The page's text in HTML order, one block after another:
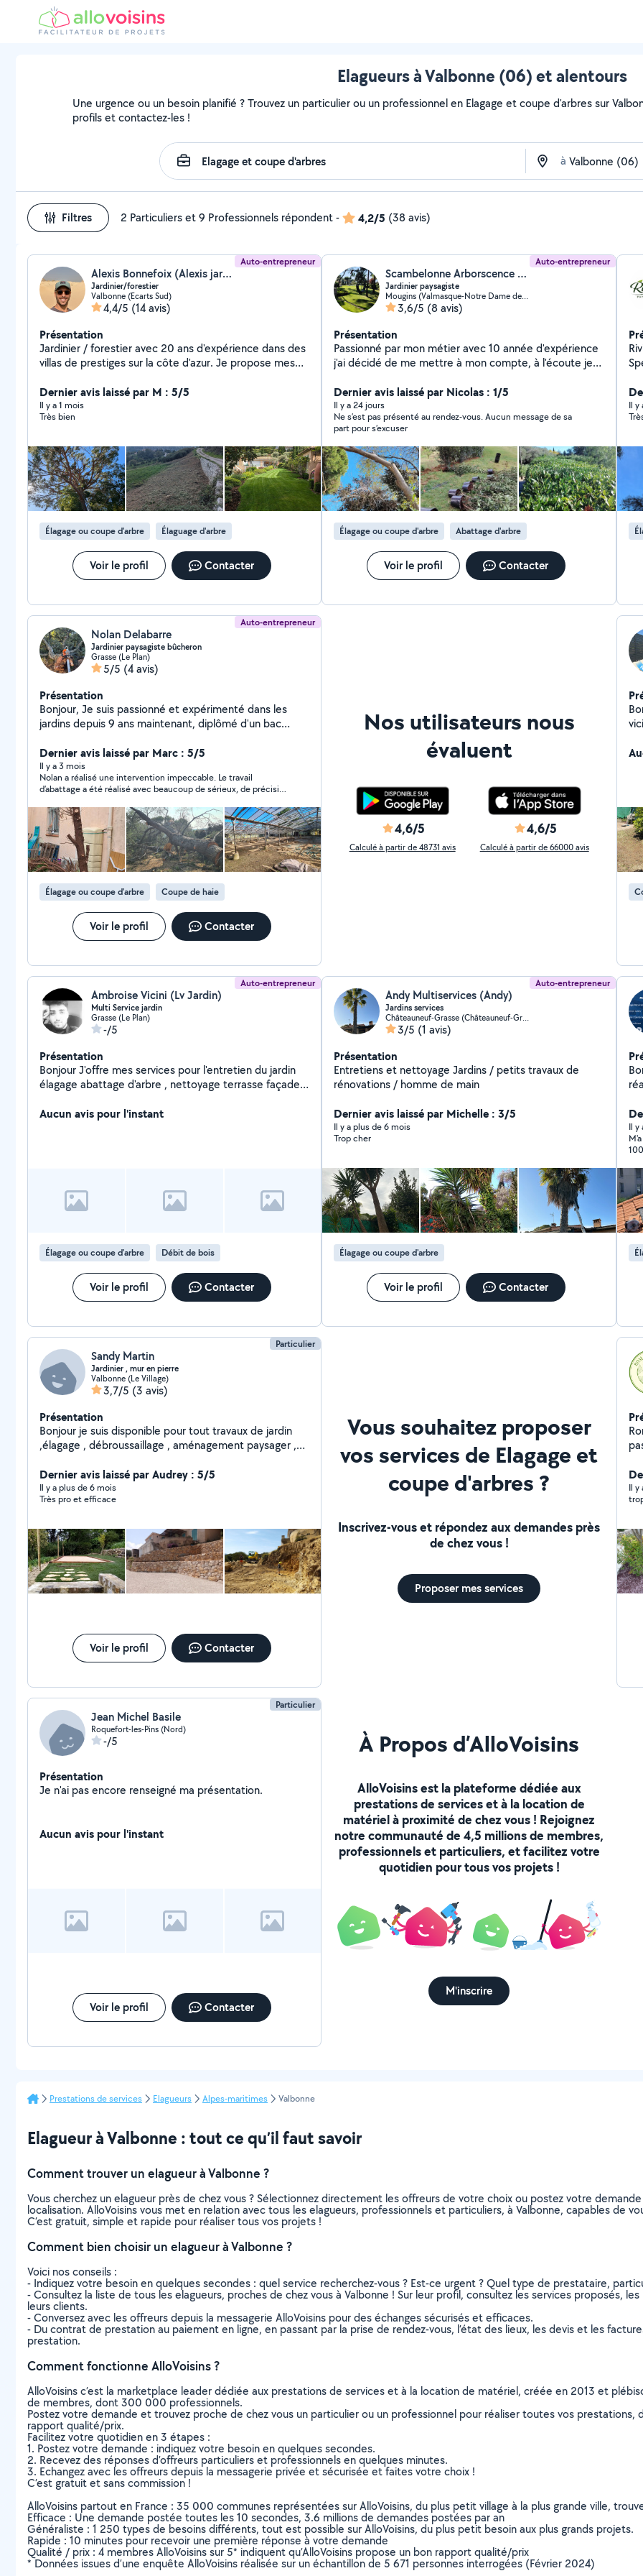
Elagueurs à Valbonne (06) et alentours
Une urgence ou un besoin planifié ? Trouvez un particulier ou un professionnel en Elagage et coupe d'arbres sur
profils et contactez-les !
à
Filtres 2 Particuliers et 9 Professionnels répondent- 4,2/5 (38 avis)
Auto-entrepreneur
Alexis Bonnefoix (Alexis jardins)
Jardinier/forestier
Valbonne (Ecarts Sud)
4,4/5 (14 avis)
Présentation
Jardinier / forestier avec 20 ans d'expérience dans des
villas de prestiges sur la côte d'azur. Je propose mes
Débroussaillage, abattage et élagage . N'hésitez pas à
me contacter pour un devis gratuit .
Dernier avis laissé par M : 5/5
Il y a 1 mois
Très bien
Élagage ou coupe d'arbre Élaguage d'arbre
Voir le profil Contacter
Auto-entrepreneur
Scambelonne Arborscence (Arbor&scence)
Jardinier paysagiste
Mougins (Valmasque-Notre Dame de Vie)
3,6/5 (8 avis)
Présentation
Passionné par mon métier avec 10 année d'expérience
j'ai décidé de me mettre à mon compte, à l'écoute je
attentes Travaux d'entretien : *Tonte de gazon
*Debroussaillage *Taille de haies *Elagage/Abbatage
*Traitement phytosanitaires *Désherbage / Binage /
Apport en engrais *Entretien karcher /mobilier de jardin
Travaux de création : *Plantation de massifs
*Aménagement de massifs *Gazon en plaque / semi &
gazon synthétique *Motoculture *Pose de clôture
souple ou rigide Possibilité de passer avec le crédit
d'impôt immédiat à 50% POUR UN JARDIN À VOTRE
IMAGE
Dernier avis laissé par Nicolas : 1/5
Il y a 24 jours
Ne s’est pas présenté au rendez-vous. Aucun message de sa
part pour s’excuser
Élagage ou coupe d'arbre Abattage d'arbre
Voir le profil Contacter
Riviera
état
Il y
Auto-entrepreneur
Nolan Delabarre
Jardinier paysagiste bûcheron
Grasse (Le Plan)
5/5 (4 avis)
Présentation
Bonjour, Je suis passionné et expérimenté dans les
jardins depuis 9 ans maintenant, diplômé d'un bac
que pépiniériste. Je peux réaliser des travaux forestier
ainsi que de jardinage. Je propose les service suivant: -
Entretien générale du jardin (Taille, tonte) - Création de
massif - Plantation - OLD (Obligation Légal de
Débroussailler) - Abattage d'arbre - Ramassage de
déchets vert Mes devis sont gratuits et disponible sous
24h. Si vous avez des question concernant un projet
n'hésitez pas !
Dernier avis laissé par Marc : 5/5
Il y a 3 mois
Nolan a réalisé une intervention impeccable. Le travail
d’abattage a été réalisé avec beaucoup de sérieux, de précision
laissée propre et le chantier parfaitement maîtrisé. Je
recommande vivement pour la qualité du service et le
professionnalisme.
Élagage ou coupe d'arbre Coupe de haie
Voir le profil Contacter
Nos utilisateurs nous
évaluent
4,6/5
Calculé à partir de 48731 avis
4,6/5
Calculé à partir de 66000 avis
de
Auto-entrepreneur
Ambroise Vicini (Lv Jardin)
Multi Service jardin
Grasse (Le Plan)
-/5
Présentation
Bonjour J'offre mes services pour l'entretien du jardin
élagage abattage d'arbre , nettoyage terrasse façade
Aucun avis pour l'instant
Élagage ou coupe d'arbre Débit de bois
Voir le profil Contacter
Auto-entrepreneur
Andy Multiservices (Andy)
Jardins services
Châteauneuf-Grasse (Châteauneuf-Grasse)
3/5 (1 avis)
Présentation
Entretiens et nettoyage Jardins / petits travaux de
rénovations / homme de main
Dernier avis laissé par Michelle : 3/5
Il y a plus de 6 mois
Trop cher
Élagage ou coupe d'arbre
Voir le profil Contacter
Bonjour,
Il y
Particulier
Sandy Martin
Jardinier , mur en pierre
Valbonne (Le Village)
3,7/5 (3 avis)
Présentation
Bonjour je suis disponible pour tout travaux de jardin
,élagage , débroussaillage , aménagement paysager ,
matériel nécessaire pour ces réalisations
Dernier avis laissé par Audrey : 5/5
Il y a plus de 6 mois
Très pro et efficace
Voir le profil Contacter
Vous souhaitez proposer
vos services de Elagage et
coupe d'arbres ?
Inscrivez-vous et répondez aux demandes près
de chez vous !
Proposer mes services
Il y
Particulier
Jean Michel Basile
Roquefort-les-Pins (Nord)
-/5
Présentation
Je n'ai pas encore renseigné ma présentation.
Aucun avis pour l'instant
Voir le profil Contacter
À Propos d’AlloVoisins
AlloVoisins est la plateforme dédiée aux
prestations de services et à la location de
matériel à proximité de chez vous ! Rejoignez
notre communauté de 4,5 millions de membres,
professionnels et particuliers, et facilitez votre
quotidien pour tous vos projets !
M'inscrire
Prestations de services Elagueurs Alpes-maritimes Valbonne
Elagueur à Valbonne : tout ce qu’il faut savoir
Comment trouver un elagueur à Valbonne ?
Vous cherchez un elagueur près de chez vous ? Sélectionnez directement les offreurs de votre choix ou postez votre
localisation. AlloVoisins vous met en relation avec tous les elagueurs, professionnels et particuliers, à Valbonne, capables de
C’est gratuit, simple et rapide pour réaliser tous vos projets !
Comment bien choisir un elagueur à Valbonne ?
Voici nos conseils :
- Indiquez votre besoin en quelques secondes : quel service recherchez-vous ? Est-ce urgent ? Quel type de prestataire,
- Consultez la liste de tous les elagueurs, proches de chez vous à Valbonne ! Sur leur profil, consultez les services proposés,
leurs clients.
- Conversez avec les offreurs depuis la messagerie AlloVoisins pour des échanges sécurisés et efficaces.
- Du contrat de prestation au paiement en ligne, en passant par la prise de rendez-vous, l’état des lieux, les devis et les
prestation.
Comment fonctionne AlloVoisins ?
AlloVoisins c’est la marketplace leader dédiée aux prestations de services et à la location de matériel, créée en 2013 et
de membres, dont 300 000 professionnels.
Postez votre demande et trouvez proche de chez vous un particulier ou un professionnel pour réaliser toutes vos
rapport qualité/prix.
Facilitez votre quotidien en 3 étapes :
1. Postez votre demande : indiquez votre besoin en quelques secondes.
2. Recevez des réponses d’offreurs particuliers et professionnels en quelques minutes.
3. Echangez avec les offreurs depuis la messagerie privée et sécurisée et faites votre choix !
C’est gratuit et sans commission !
AlloVoisins partout en France : 35 000 communes représentées sur AlloVoisins, du plus petit village à la plus grande ville,
Efficace : Une demande postée toutes les 10 secondes, 3.6 millions de demandes postées par an
Généraliste : 1 250 types de besoins différents, tout est possible sur AlloVoisins, du plus petit besoin aux plus grands projets.
Rapide : 10 minutes pour recevoir une première réponse à votre demande
Qualité / prix : 4 membres AlloVoisins sur 5* indiquent qu’AlloVoisins propose un bon rapport qualité/prix
* Données issues d’une enquête AlloVoisins réalisée sur un échantillon de 5 671 personnes interrogées (Février 2024)